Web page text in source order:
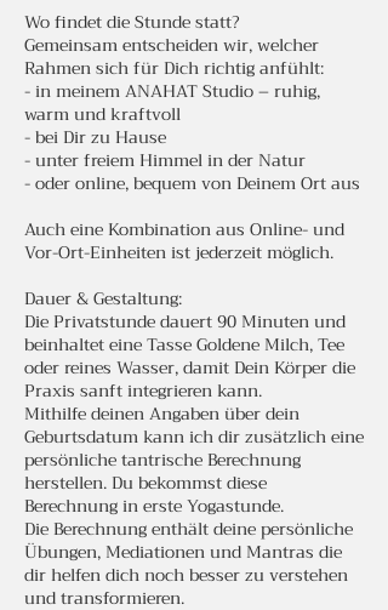
Wo findet die Stunde statt?
Gemeinsam entscheiden wir, welcher
Rahmen sich für Dich richtig anfühlt:
- in meinem ANAHAT Studio – ruhig,
warm und kraftvoll
- bei Dir zu Hause
- unter freiem Himmel in der Natur
- oder online, bequem von Deinem Ort aus
Auch eine Kombination aus Online- und
Vor-Ort-Einheiten ist jederzeit möglich.
Dauer & Gestaltung:
Die Privatstunde dauert 90 Minuten und
beinhaltet eine Tasse Goldene Milch, Tee
oder reines Wasser, damit Dein Körper die
Praxis sanft integrieren kann.
Mithilfe deinen Angaben über dein
Geburtsdatum kann ich dir zusätzlich eine
persönliche tantrische Berechnung
herstellen. Du bekommst diese
Berechnung in erste Yogastunde.
Die Berechnung enthält deine persönliche
Übungen, Mediationen und Mantras die
dir helfen dich noch besser zu verstehen
und transformieren.